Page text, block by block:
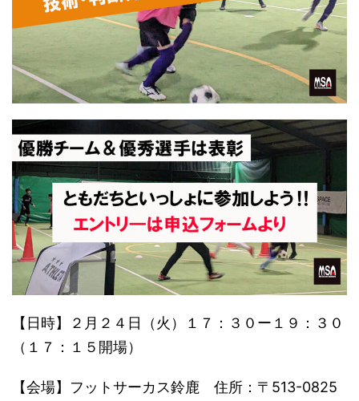
【日時】２月２４日（火）１７：３０ー１９：３０
（１７：１５開場）
【会場】フットサーカス鈴鹿 住所：〒513-0825